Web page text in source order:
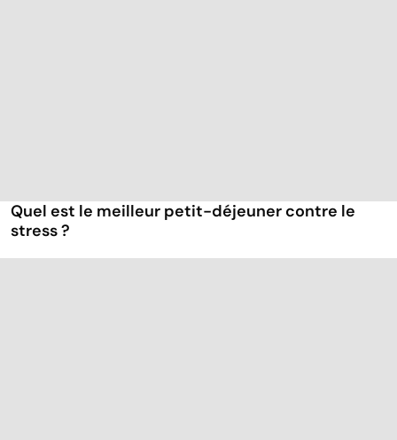
Quel est le meilleur petit-déjeuner contre le
stress ?